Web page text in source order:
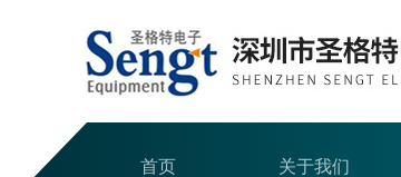
首页 关于我们